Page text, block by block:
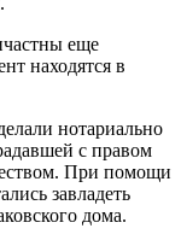
еще
находятся в
нотариально
с правом
При помощи
завладеть
дома.